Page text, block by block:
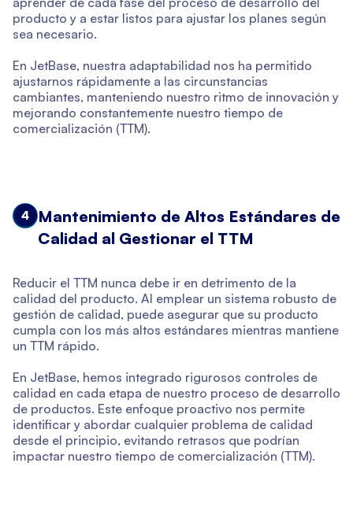
producto y a estar listos para ajustar los planes según
sea necesario.
En JetBase, nuestra adaptabilidad nos ha permitido
ajustarnos rápidamente a las circunstancias
cambiantes, manteniendo nuestro ritmo de innovación y
mejorando constantemente nuestro tiempo de
comercialización (TTM).
4
Mantenimiento de Altos Estándares de
Calidad al Gestionar el TTM
Reducir el TTM nunca debe ir en detrimento de la
calidad del producto. Al emplear un sistema robusto de
gestión de calidad, puede asegurar que su producto
cumpla con los más altos estándares mientras mantiene
un TTM rápido.
En JetBase, hemos integrado rigurosos controles de
calidad en cada etapa de nuestro proceso de desarrollo
de productos. Este enfoque proactivo nos permite
identificar y abordar cualquier problema de calidad
desde el principio, evitando retrasos que podrían
impactar nuestro tiempo de comercialización (TTM).